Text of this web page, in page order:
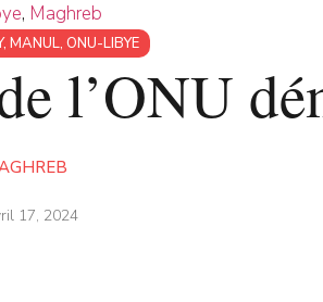
, Maghreb
, MANUL, ONU-LIBYE
l’ONU
17, 2024